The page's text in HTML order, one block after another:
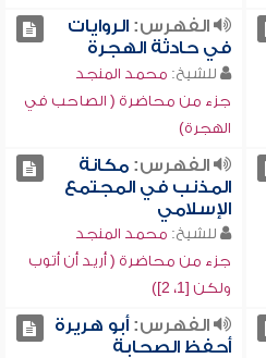
الفهرس:الروايات
في حادثة الهجرة
للشيخ: محمد المنجد
جزء من محاضرة ( الصاحب في
الهجرة)
الفهرس:مكانة
المذنب في المجتمع
الإسلامي
للشيخ: محمد المنجد
جزء من محاضرة ( أريد أن أتوب
ولكن [1، 2])
الفهرس:أبو هريرة
أحفظ الصحابة